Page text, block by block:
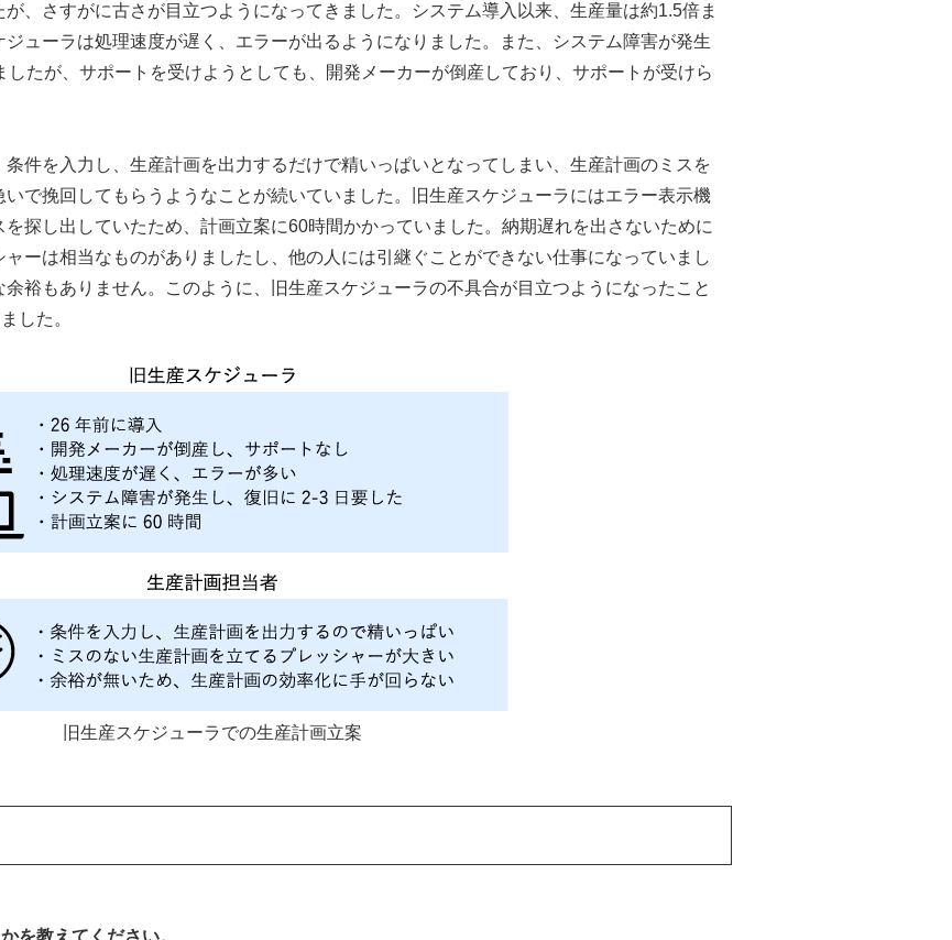
、さすがに古さが目立つようになってきました。システム導入以来、生産量は約1.5倍ま
ューラは処理速度が遅く、エラーが出るようになりました。また、システム障害が発生
したが、サポートを受けようとしても、開発メーカーが倒産しており、サポートが受けら
件を入力し、生産計画を出力するだけで精いっぱいとなってしまい、生産計画のミスを
で挽回してもらうようなことが続いていました。旧生産スケジューラにはエラー表示機
探し出していたため、計画立案に60時間かかっていました。納期遅れを出さないために
ーは相当なものがありましたし、他の人には引継ぐことができない仕事になっていまし
裕もありません。このように、旧生産スケジューラの不具合が目立つようになったこと
した。
旧生産スケジューラでの生産計画立案